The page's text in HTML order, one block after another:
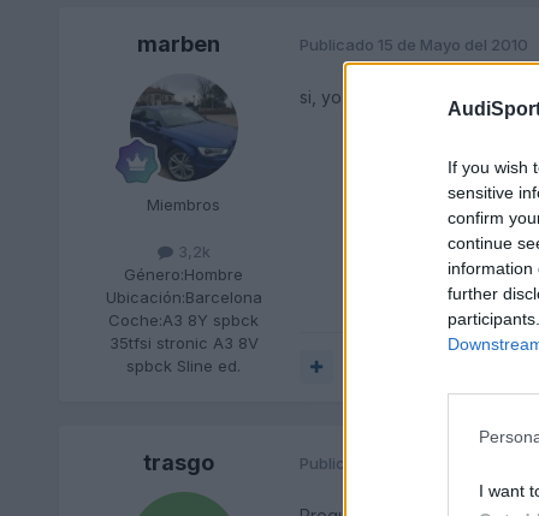
If you wish
sensitive
confirm
continue
information
further
I want
marben
Miembros
3,2k
Género:Hombre
Ubicación:Barcelona
Coche:A3 8Y spbck
35tfsi stronic A3 8V
spbck Sline ed.
Publicado 15 de Mayo del 2010
si, yo tengo montados los del
trasgo Publicado